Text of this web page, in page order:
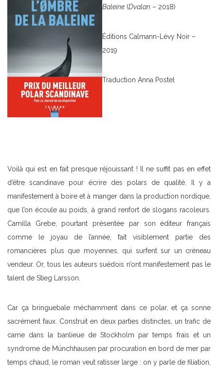
Baleine (Dvalan – 2018)
Éditions Calmann-Lévy Noir –
2019
Traduction Anna Postel
Voilà qui est en fait presque réjouissant ! Il ne suffit pas en effet
d’être scandinave pour écrire des polars de qualité. Il y a
manifestement à boire et à manger dans la production nordique,
que l’on écoule au poids, à grand renfort de slogans racoleurs.
Camilla Grebe, pourtant présentée par son éditeur français
comme le joyau de l’année, fait visiblement partie des
romancières plus que moyennes, qui surfent sur un créneau
vendeur. Or, tous les auteurs suédois n’ont manifestement pas le
talent de Stieg Larsson.
Car ça bringuebale méchamment dans ce polar, et ça sonne
sacrément faux. Construit en deux parties distinctes, un trafic de
came dans la banlieue de Stockholm par temps frais et un
syndrome de Münchhausen par procuration en bord de mer par
temps chaud, le roman veut ratisser large : on y parle de filiation,